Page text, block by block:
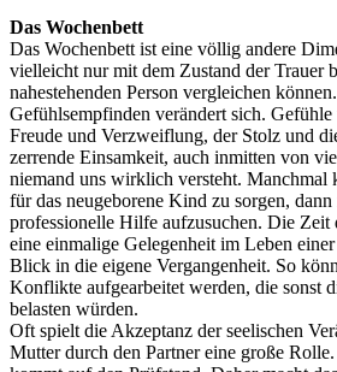
Das Wochenbett
Das Wochenbett ist eine völlig andere
vielleicht nur mit dem Zustand der Trauer
nahestehenden Person vergleichen
Gefühlsempfinden verändert sich.
Freude und Verzweiflung, der Stolz und
zerrende Einsamkeit, auch inmitten von
niemand uns wirklich versteht. Manchmal
für das neugeborene Kind zu sorgen,
professionelle Hilfe aufzusuchen. Die Zeit
eine einmalige Gelegenheit im Leben
Blick in die eigene Vergangenheit. So
Konflikte aufgearbeitet werden, die sonst
belasten würden.
Oft spielt die Akzeptanz der seelischen
Mutter durch den Partner eine große